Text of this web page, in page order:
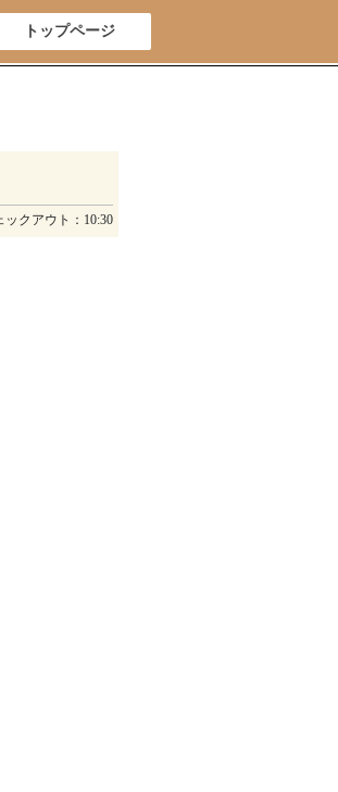
トップページ
クアウト：10:30